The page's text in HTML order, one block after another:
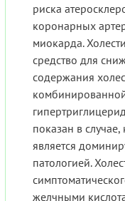
риска
коронарных
миокарда.
средство для
содержания
показан в
является
патологией.
желчными